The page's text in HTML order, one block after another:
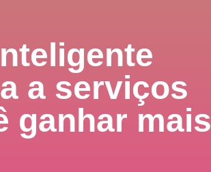
a serviços
ganhar mais